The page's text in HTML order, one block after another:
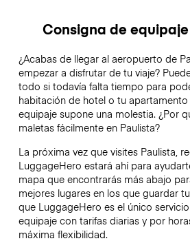
Consigna de
¿Acabas de llegar al aeropuerto de
empezar a disfrutar de tu viaje?
todo si todavía falta tiempo para
habitación de hotel o tu apartamento
equipaje supone una molestia. ¿Por
maletas fácilmente en Paulista?
La próxima vez que visites Paulista,
LuggageHero estará ahí para
mapa que encontrarás más abajo
mejores lugares en los que guardar
que LuggageHero es el único
equipaje con tarifas diarias y por
máxima flexibilidad.